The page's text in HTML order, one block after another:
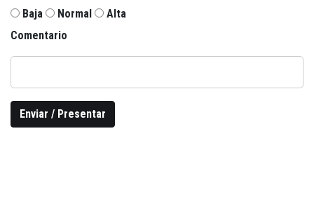
Baja
Normal
Alta
Comentario
Enviar / Presentar